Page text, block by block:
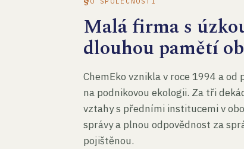
Malá firma s
dlouhou pamětí
ChemEko vznikla v roce 1994 a
na podnikovou ekologii. Za tři
vztahy s předními institucemi v
správy a plnou odpovědnost za
pojištěnou.